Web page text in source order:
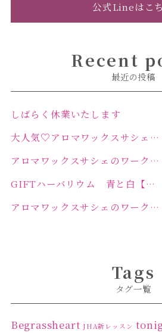
公式Lineはこ
Recent
最近の投稿
しばらく休業いたします
大人気♡アロマワックスサシェ作り
アロマワックスサシェのワークショップinPOLA中込原店 VOL.2
GIFTハーバリウム 青と白【佐久市 ハーバリウム ギフト】
アロマワックスサシェのワークショップinPOLA中込原店ご報告【佐久市 キャンドル サシェ】
Tags
タグ一覧
Begrassheart JHA新レッスン